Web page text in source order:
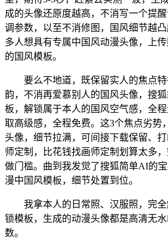
成的头像还原度越高，不消写一个提
调参数，以至不消修图，国风细节越
多人想具有专属中国风动漫头像，上
的国风模板。
要么不地道，既保留实人的焦点特
韵，不消再爱慕别人的国风头像，搜
板，解锁属于本人的国风空气感，全
取高级感，全程免费。这3个焦点劣势
头像，细节拉满，可间接下载保留、
师定制，比花钱找画师定制划算太多
做门槛。曲到我发觉了搜狐简单AI的
漫中国风模板，细节处置到位。
我拿本人的日常照、汉服照，完全
锁模板，生成的动漫头像都是高清无
数。